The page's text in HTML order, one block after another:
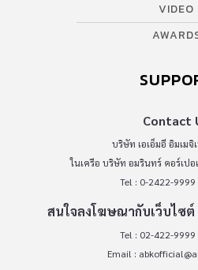
VIDEO
Contact
บริษัท เอเอ็มอี อิมเม
ในเครือ บริษัท อมรินทร์ คอร์เป
Tel : 0-2422-
สนใจลงโฆษณากับเว็บไซต์
Tel : 02-422-
Email :